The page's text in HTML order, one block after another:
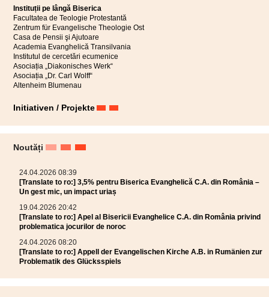
Instituții pe lângă Biserica
Facultatea de Teologie Protestantă
Zentrum für Evangelische Theologie Ost
Casa de Pensii şi Ajutoare
Academia Evanghelică Transilvania
Institutul de cercetări ecumenice
Asociația „Diakonisches Werk“
Asociația „Dr. Carl Wolff“
Altenheim Blumenau
Initiativen / Projekte
Noutăți
24.04.2026 08:39
[Translate to ro:] 3,5% pentru Biserica Evanghelică C.A. din România –
Un gest mic, un impact uriaș
19.04.2026 20:42
[Translate to ro:] Apel al Bisericii Evanghelice C.A. din România privind
problematica jocurilor de noroc
24.04.2026 08:20
[Translate to ro:] Appell der Evangelischen Kirche A.B. in Rumänien zur
Problematik des Glücksspiels